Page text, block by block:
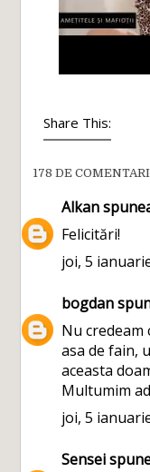
Share This:
178 DE
Alkan
Felicitări!
joi, 5
bogdan
Nu credeam
asa de fain,
aceasta
Multumim
joi, 5
Sensei